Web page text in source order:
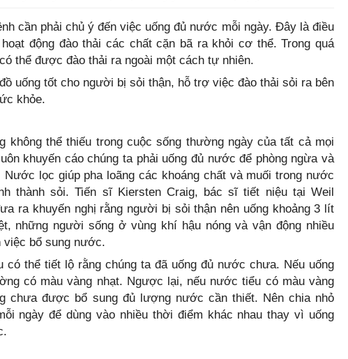
cần phải chủ ý đến việc uống đủ nước mỗi ngày. Đây là điều
động đào thải các chất cặn bã ra khỏi cơ thể. Trong quá
thể được đào thải ra ngoài một cách tự nhiên.
uống tốt cho người bị sỏi thận, hỗ trợ việc đào thải sỏi ra bên
khỏe.
không thể thiếu trong cuộc sống thường ngày của tất cả mọi
khuyến cáo chúng ta phải uống đủ nước để phòng ngừa và
lọc giúp pha loãng các khoáng chất và muối trong nước
thành sỏi. Tiến sĩ Kiersten Craig, bác sĩ tiết niệu tại Weil
ra khuyến nghị rằng người bị sỏi thận nên uống khoảng 3 lít
những người sống ở vùng khí hậu nóng và vận động nhiều
việc bổ sung nước.
có thể tiết lộ rằng chúng ta đã uống đủ nước chưa. Nếu uống
có màu vàng nhạt. Ngược lại, nếu nước tiểu có màu vàng
chưa được bổ sung đủ lượng nước cần thiết. Nên chia nhỏ
ngày để dùng vào nhiều thời điểm khác nhau thay vì uống